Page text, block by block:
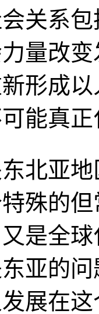
关系
量改
形成
能真
北亚
殊的
是全
亚的
展在